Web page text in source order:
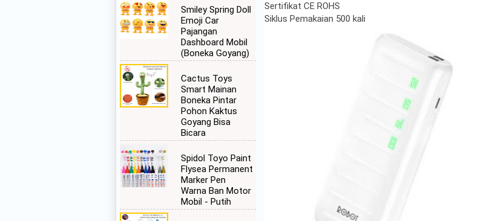
Sertifikat CE ROHS
Siklus Pemakaian 500 kali
Smiley Spring Doll
Emoji Car
Pajangan
Dashboard Mobil
(Boneka Goyang)
Cactus Toys
Smart Mainan
Boneka Pintar
Pohon Kaktus
Goyang Bisa
Bicara
Spidol Toyo Paint
Flysea Permanent
Marker Pen
Warna Ban Motor
Mobil - Putih